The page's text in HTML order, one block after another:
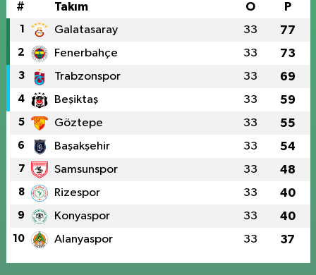
# Takım O P
1 Galatasaray 33 77
2 Fenerbahçe 33 73
3 Trabzonspor 33 69
4 Beşiktaş 33 59
5 Göztepe 33 55
6 Başakşehir 33 54
7 Samsunspor 33 48
8 Rizespor 33 40
9 Konyaspor 33 40
10 Alanyaspor 33 37